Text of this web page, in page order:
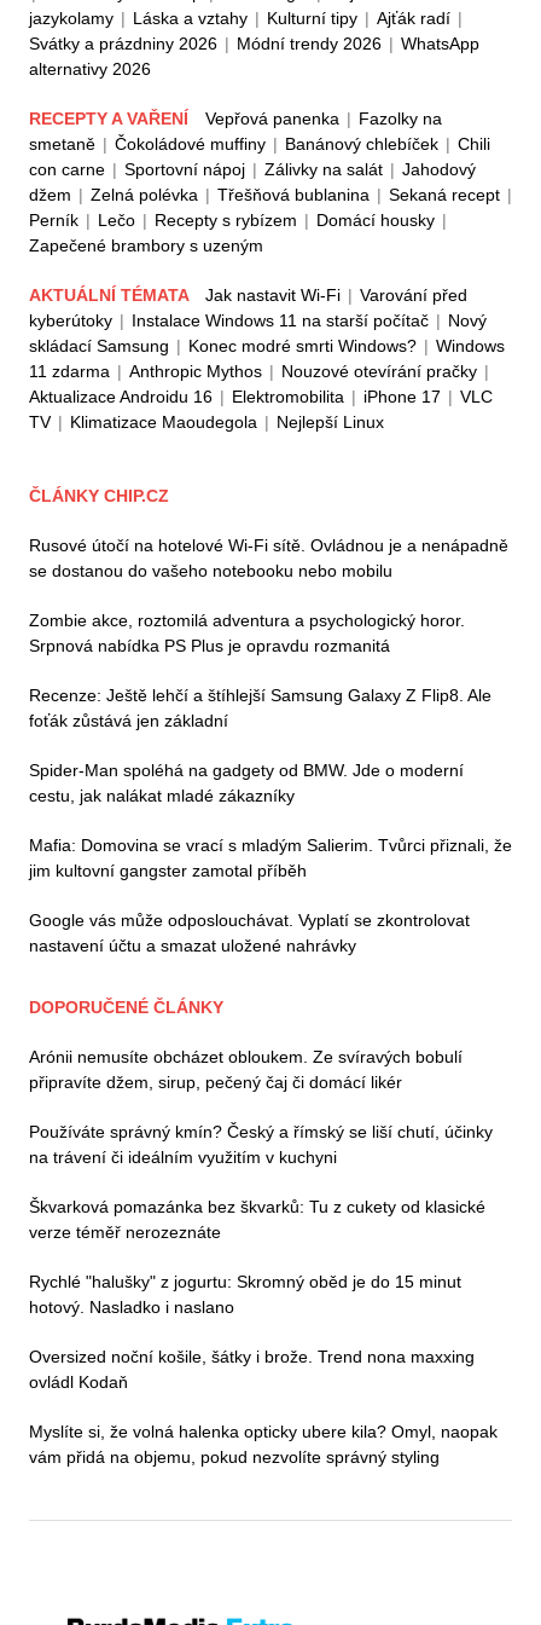
jazykolamy | Láska a vztahy | Kulturní tipy | Ajťák radí |
Svátky a prázdniny 2026 | Módní trendy 2026 | WhatsApp
alternativy 2026
RECEPTY A VAŘENÍ Vepřová panenka | Fazolky na
smetaně | Čokoládové muffiny | Banánový chlebíček | Chili
con carne | Sportovní nápoj | Zálivky na salát | Jahodový
džem | Zelná polévka | Třešňová bublanina | Sekaná recept |
Perník | Lečo | Recepty s rybízem | Domácí housky |
Zapečené brambory s uzeným
AKTUÁLNÍ TÉMATA Jak nastavit Wi-Fi | Varování před
kyberútoky | Instalace Windows 11 na starší počítač | Nový
skládací Samsung | Konec modré smrti Windows? | Windows
11 zdarma | Anthropic Mythos | Nouzové otevírání pračky |
Aktualizace Androidu 16 | Elektromobilita | iPhone 17 | VLC
TV | Klimatizace Maoudegola | Nejlepší Linux
ČLÁNKY CHIP.CZ
Rusové útočí na hotelové Wi-Fi sítě. Ovládnou je a nenápadně
se dostanou do vašeho notebooku nebo mobilu
Zombie akce, roztomilá adventura a psychologický horor.
Srpnová nabídka PS Plus je opravdu rozmanitá
Recenze: Ještě lehčí a štíhlejší Samsung Galaxy Z Flip8. Ale
foťák zůstává jen základní
Spider-Man spoléhá na gadgety od BMW. Jde o moderní
cestu, jak nalákat mladé zákazníky
Mafia: Domovina se vrací s mladým Salierim. Tvůrci přiznali, že
jim kultovní gangster zamotal příběh
Google vás může odposlouchávat. Vyplatí se zkontrolovat
nastavení účtu a smazat uložené nahrávky
DOPORUČENÉ ČLÁNKY
Arónii nemusíte obcházet obloukem. Ze svíravých bobulí
připravíte džem, sirup, pečený čaj či domácí likér
Používáte správný kmín? Český a římský se liší chutí, účinky
na trávení či ideálním využitím v kuchyni
Škvarková pomazánka bez škvarků: Tu z cukety od klasické
verze téměř nerozeznáte
Rychlé "halušky" z jogurtu: Skromný oběd je do 15 minut
hotový. Nasladko i naslano
Oversized noční košile, šátky i brože. Trend nona maxxing
ovládl Kodaň
Myslíte si, že volná halenka opticky ubere kila? Omyl, naopak
vám přidá na objemu, pokud nezvolíte správný styling